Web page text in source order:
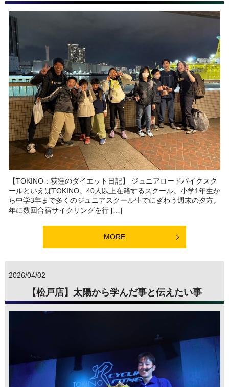
【TOKINO：荻窪のダイエット日記】 ジュニアロードバイクスク
ールといえばTOKINO。40人以上在籍するスクール。小学1年生か
ら中学3年まで多くのジュニアスクール生でにぎわう週末の夕方。
年に数回合宿サイクリングを行 […]
MORE
2026/04/02
【松戸店】太陽から学んだ事と伝えたい事